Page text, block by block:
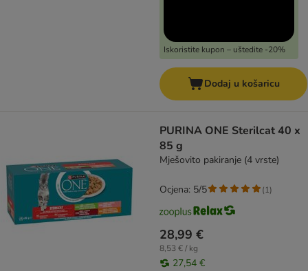
Iskoristite kupon – uštedite -20%
Dodaj u košaricu
PURINA ONE Sterilcat 40 x
85 g
Mješovito pakiranje (4 vrste)
28,99 €
8,53 € / kg
27,54 €
Ocjena: 5/5 (1)